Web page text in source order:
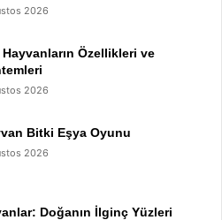
2026
Özellikleri ve
2026
Bitki Eşya Oyunu
2026
Doğanın İlginç Yüzleri